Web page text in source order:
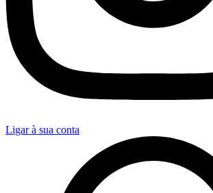
Ligar à sua conta